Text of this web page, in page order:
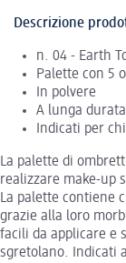
Descrizione
n. 04 - Earth
Palette con 5
In polvere
A lunga durata
Indicati per
La palette di
realizzare make-up
La palette contiene
grazie alla loro
facili da applicare e
sgretolano. Indicati